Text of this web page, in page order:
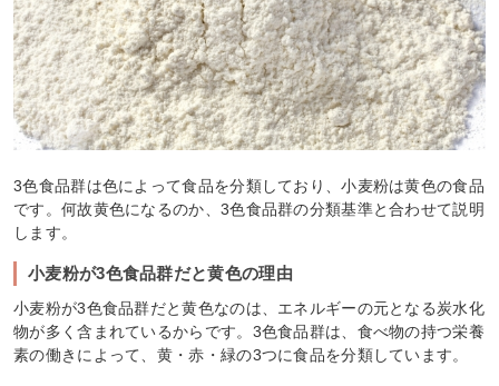
3色食品群は色によって食品を分類しており、小麦粉は黄色の食品
です。何故黄色になるのか、3色食品群の分類基準と合わせて説明
します。
小麦粉が3色食品群だと黄色の理由
小麦粉が3色食品群だと黄色なのは、エネルギーの元となる炭水化
物が多く含まれているからです。3色食品群は、食べ物の持つ栄養
素の働きによって、黄・赤・緑の3つに食品を分類しています。